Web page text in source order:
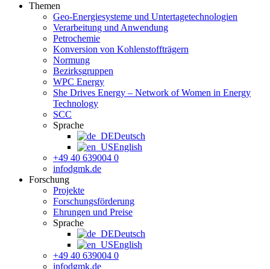
Themen
Geo-Energiesysteme und Untertage­technologien
Verarbeitung und Anwendung
Petrochemie
Konversion von Kohlenstoffträgern
Normung
Bezirksgruppen
WPC Energy
She Drives Energy – Network of Women in Energy
Technology
SCC
Sprache
Deutsch
English
+49 40 639004 0
infodgmk.de
Forschung
Projekte
Forschungsförderung
Ehrungen und Preise
Sprache
Deutsch
English
+49 40 639004 0
infodgmk.de